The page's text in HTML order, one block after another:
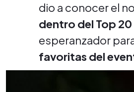
dio a conocer el
dentro del Top 20
esperanzador
favoritas del